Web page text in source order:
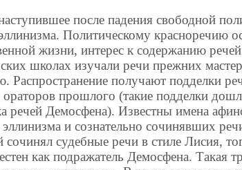
после падения свободной
Политическому красноречию
жизни, интерес к содержанию
школах изучали речи прежних
Распространение получают подделки
ораторов прошлого (такие подделки
речей Демосфена). Известны имена
эллинизма и сознательно сочинявших
сочинял судебные речи в стиле Лисия,
как подражатель Демосфена. Такая